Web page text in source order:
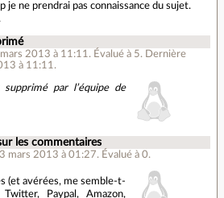
je ne prendrai pas connaissance du sujet.
2013 à 11:11 . Évalué à 5. Dernière
à 11:11.
par l’équipe de
les commentaires
mars 2013 à 01:27. Évalué à0.
(et avérées, me semble-t-
Paypal, Amazon,